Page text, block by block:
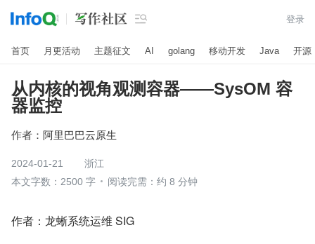
 登录
首页 月更活动 主题征文 AI golang 移动开发 Java 开源
从内核的视角观测容器——SysOM 容
器监控
作者： 阿里巴巴云原生
2024-01-21
浙江
本文字数：2500 字
阅读完需：约 8 分钟
作者：龙蜥系统运维 SIG